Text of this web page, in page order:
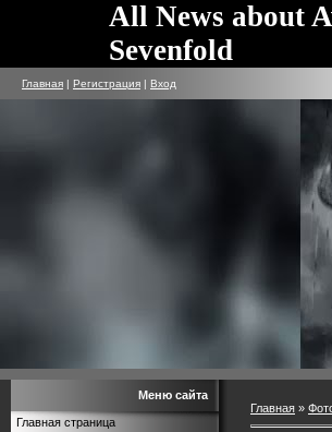
All News about
Sevenfold
Главная | Регистрация | Вход
Меню сайта
Главная страница
Главная »